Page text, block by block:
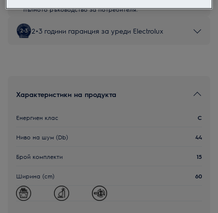
пълното ръководство за потребителя.
2+3 години гаранция за уреди Electrolux
Характеристики на продукта
Енергиен клас C
Ниво на шум (Db) 44
Брой комплекти 15
Ширина (cm) 60